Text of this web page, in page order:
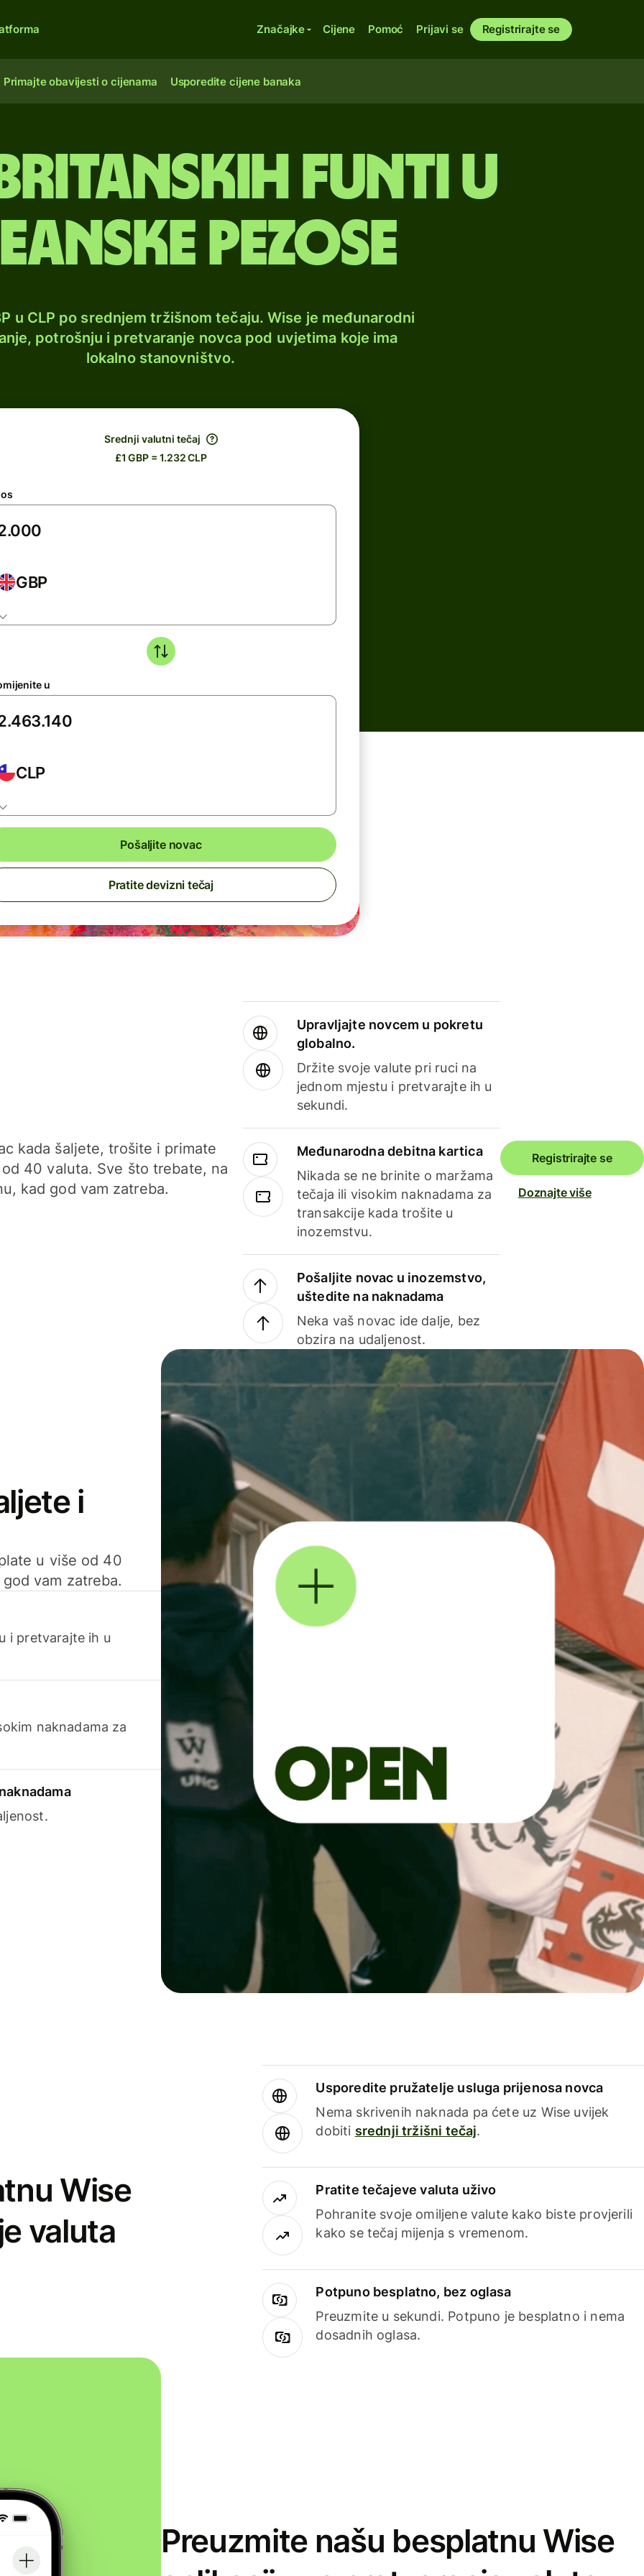
Značajke Cijene Pomoć Prijavi se Registrirajte se
Primajte obavijesti o cijenama Usporedite cijene banaka
funti u
pezose
u CLP po srednjem tržišnom tečaju. Wise je međunarodni
potrošnju i pretvaranje novca pod uvjetima koje ima
lokalno stanovništvo.
Srednji valutni tečaj
£1 GBP = 1.232 CLP
GBP
u
CLP
Pošaljite novac
Pratite devizni tečaj
kada šaljete, trošite i primate
40 valuta. Sve što trebate, na
kad god vam zatreba.
Upravljajte novcem u pokretu
globalno.
Držite svoje valute pri ruci na
jednom mjestu i pretvarajte ih u
sekundi.
Međunarodna debitna kartica
Nikada se ne brinite o maržama
tečaja ili visokim naknadama za
transakcije kada trošite u
inozemstvu.
Pošaljite novac u inozemstvo,
uštedite na naknadama
Neka vaš novac ide dalje, bez
obzira na udaljenost.
Registrirajte se
Doznajte više
i
u više od 40
vam zatreba.
i pretvarajte ih u
naknadama za
Wise
valuta
Usporedite pružatelje usluga prijenosa novca
Nema skrivenih naknada pa ćete uz Wise uvijek
dobiti srednji tržišni tečaj.
Pratite tečajeve valuta uživo
Pohranite svoje omiljene valute kako biste provjerili
kako se tečaj mijenja s vremenom.
Potpuno besplatno, bez oglasa
Preuzmite u sekundi. Potpuno je besplatno i nema
dosadnih oglasa.
Preuzmite našu besplatnu Wise